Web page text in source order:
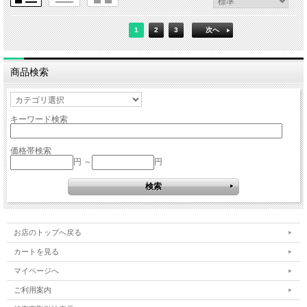
1 2 3 次へ
商品検索
キーワード検索
価格帯検索
円 ～
円
お店のトップへ戻る
カートを見る
マイページへ
ご利用案内